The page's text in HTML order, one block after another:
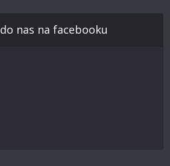
do nas na facebooku